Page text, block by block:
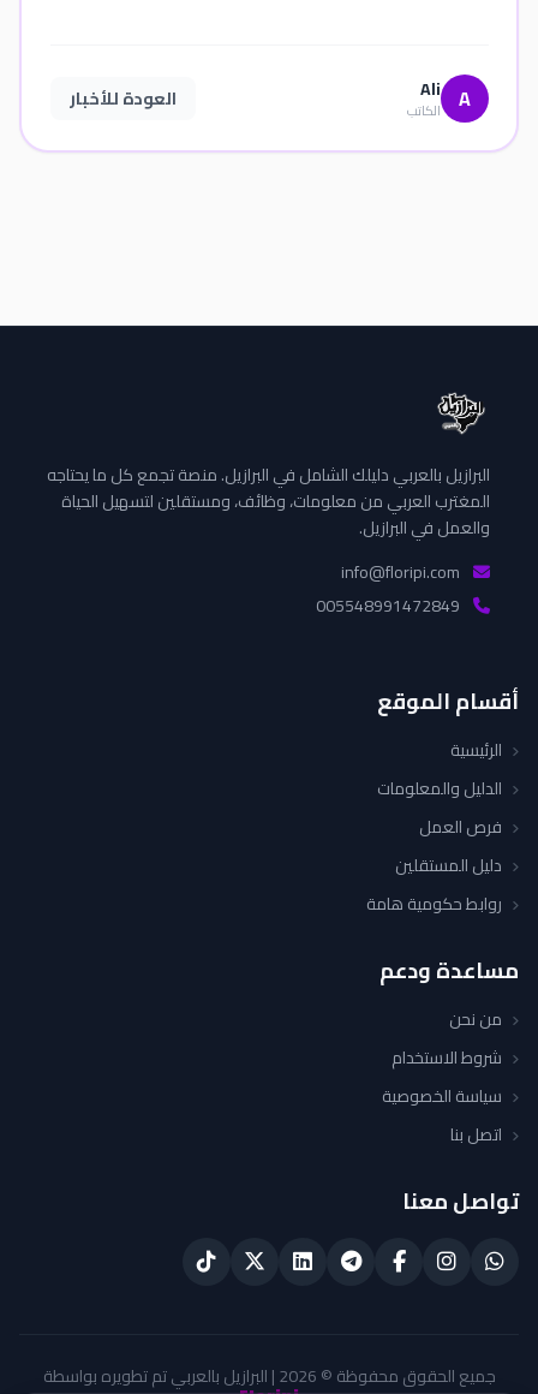
A
Ali
الكاتب العودة للأخبار
البرازيل بالعربي دليلك الشامل في البرازيل. منصة تجمع كل ما يحتاجه
المغترب العربي من معلومات، وظائف، ومستقلين لتسهيل الحياة
والعمل في البرازيل.
أقسام الموقع
الرئيسية
الدليل والمعلومات
فرص العمل
دليل المستقلين
روابط حكومية هامة
مساعدة ودعم
من نحن
شروط الاستخدام
سياسة الخصوصية
اتصل بنا
تواصل معنا
جميع الحقوق محفوظة © 2026 | البرازيل بالعربي تم تطويره بواسطة